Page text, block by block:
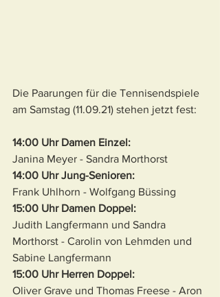
Die Paarungen für die Tennisendspiele
am Samstag (11.09.21) stehen jetzt fest:
14:00 Uhr Damen Einzel:
Janina Meyer - Sandra Morthorst
14:00 Uhr Jung-Senioren:
Frank Uhlhorn - Wolfgang Büssing
15:00 Uhr Damen Doppel:
Judith Langfermann und Sandra
Morthorst - Carolin von Lehmden und
Sabine Langfermann
15:00 Uhr Herren Doppel:
Oliver Grave und Thomas Freese - Aron